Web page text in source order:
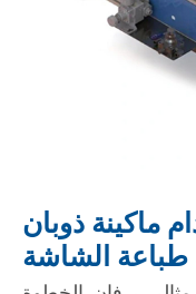
ماكينة ذوبان
طباعة الشاشة